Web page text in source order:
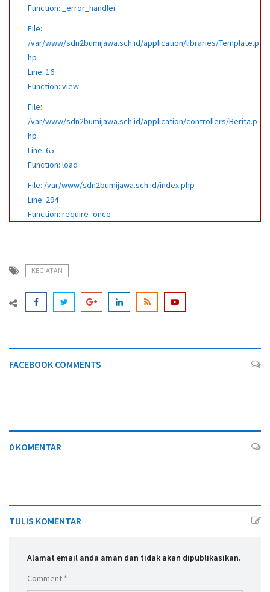
Function: _error_handler
File:
/var/www/sdn2bumijawa.sch.id/application/libraries/Template.p
hp
Line: 16
Function: view
File:
/var/www/sdn2bumijawa.sch.id/application/controllers/Berita.p
hp
Line: 65
Function: load
File: /var/www/sdn2bumijawa.sch.id/index.php
Line: 294
Function: require_once
KEGIATAN
FACEBOOK COMMENTS
0 KOMENTAR
TULIS KOMENTAR
Alamat email anda aman dan tidak akan dipublikasikan.
Comment *